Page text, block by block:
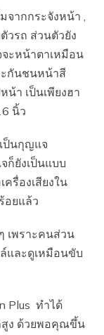
จากกระจังหน้า ,
วรถ ส่วนตัวยัง
จะหน้าตาเหมือน
ะกันชนหน้าสี
น้า เป็นเพียงฮา
นิ้ว
ป็นกุญแจ
ก็ยังเป็นแบบ
รื่องเสียงใน
อยแล้ว
เพราะคนส่วน
และดูเหมือนขับ
Plus ทำได้
สูง ด้วยพอคุณขึ้น